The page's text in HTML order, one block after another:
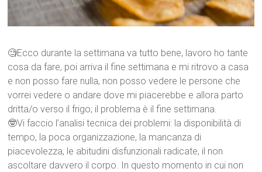
🧐Ecco durante la settimana va tutto bene, lavoro ho tante
cosa da fare, poi arriva il fine settimana e mi ritrovo a casa
e non posso fare nulla, non posso vedere le persone che
vorrei vedere o andare dove mi piacerebbe e allora parto
dritta/o verso il frigo; il problema è il fine settimana.
🤓Vi faccio l’analisi tecnica dei problemi: la disponibilità di
tempo, la poca organizzazione, la mancanza di
piacevolezza, le abitudini disfunzionali radicate, il non
ascoltare davvero il corpo. In questo momento in cui non